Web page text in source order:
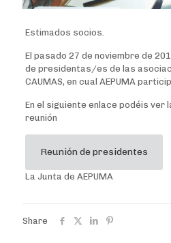
Estimados socios.
El pasado 27 de noviembre de
de presidentas/es de las
CAUMAS, en cual AEPUMA
En el siguiente enlace podéis ver
reunión
Reunión de presidentes
La Junta de AEPUMA
Share